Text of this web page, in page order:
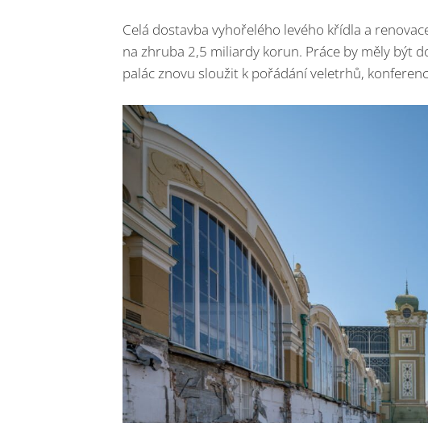
Celá dostavba vyhořelého levého křídla a
na zhruba 2,5 miliardy korun. Práce by měly být
palác znovu sloužit k pořádání veletrhů,